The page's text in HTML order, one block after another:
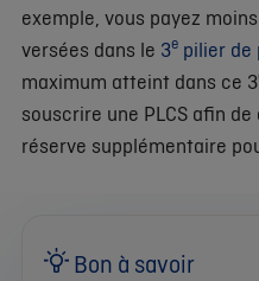
exemple, vous payez
versées dans le 3e pilier de
maximum atteint dans ce 3
souscrire une PLCS afin
réserve supplémentaire
Bon à savoir